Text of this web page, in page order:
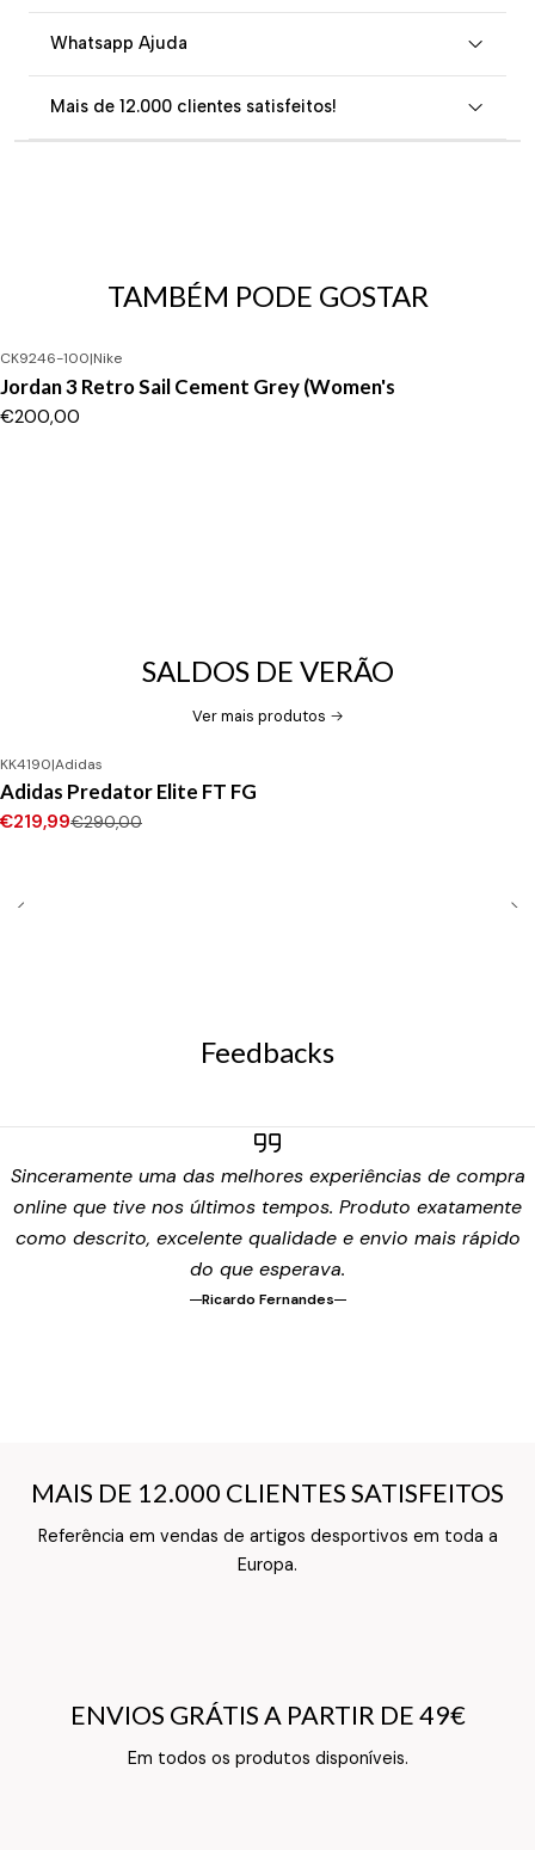
Whatsapp Ajuda
Mais de 12.000 clientes satisfeitos!
TAMBÉM PODE GOSTAR
CK9246-100|Nike
Jordan 3 Retro Sail Cement Grey (Women's
€200,00
SALDOS DE VERÃO
Ver mais produtos
-24%DESCONTO
Novo
KK4190|Adidas
Adidas Predator Elite FT FG
€219,99€290,00
Feedbacks
Sinceramente uma das melhores experiências de compra
online que tive nos últimos tempos. Produto exatamente
como descrito, excelente qualidade e envio mais rápido
do que esperava.
Ricardo Fernandes
MAIS DE 12.000 CLIENTES SATISFEITOS
Referência em vendas de artigos desportivos em toda a
Europa.
MAIS DE 12.000 CLIENTES SATISFEITOS
Texto do Verso do Cartão de Informação
ENVIOS GRÁTIS A PARTIR DE 49€
Em todos os produtos disponíveis.
ENVIOS GRÁTIS A PARTIR DE 49€
Texto do Verso do Cartão de Informação